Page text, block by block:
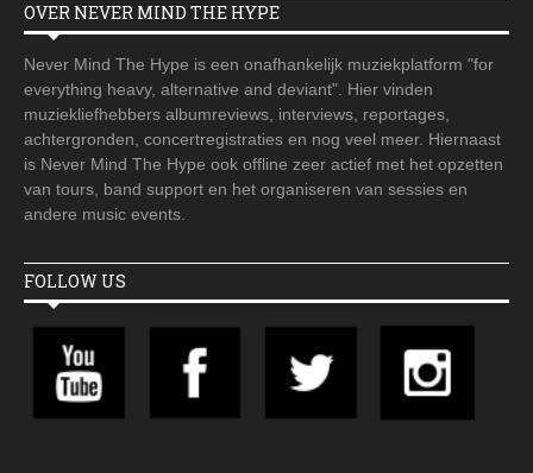
OVER NEVER MIND THE HYPE
Never Mind The Hype is een onafhankelijk muziekplatform "for
everything heavy, alternative and deviant". Hier vinden
muziekliefhebbers albumreviews, interviews, reportages,
achtergronden, concertregistraties en nog veel meer. Hiernaast
is Never Mind The Hype ook offline zeer actief met het opzetten
van tours, band support en het organiseren van sessies en
andere music events.
FOLLOW US